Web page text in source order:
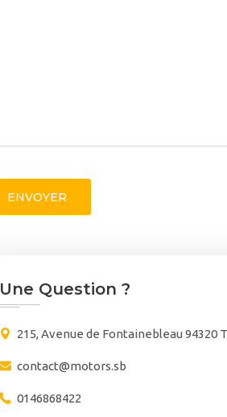
ENVOYER
Une Question ?
215, Avenue de Fontainebleau 94320
contact@motors.sb
0146868422